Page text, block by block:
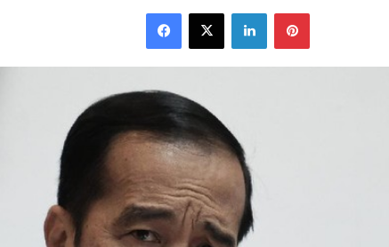
Facebook
X LinkedInPinterest